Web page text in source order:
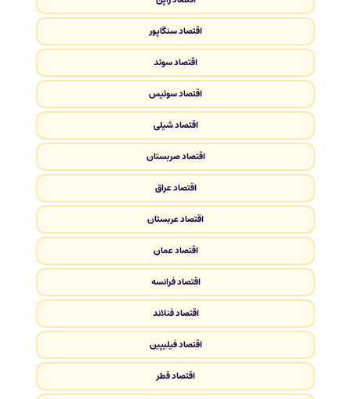
اقتصاد سنگاپور
اقتصاد سوئد
اقتصاد سوئیس
اقتصاد شیلی
اقتصاد صربستان
اقتصاد عراق
اقتصاد عربستان
اقتصاد عمان
اقتصاد فرانسه
اقتصاد فنلاند
اقتصاد فیلیپین
اقتصاد قطر